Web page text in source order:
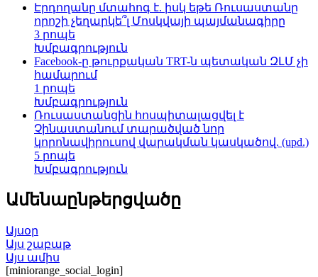
Էրդողանը մտահոգ է. իսկ եթե Ռուսաստանը
որոշի չեղարկե՞լ Մոսկվայի պայմանագիրը
3 րոպե
Խմբագրություն
Facebook-ը թուրքական TRT-ն պետական ԶԼՄ չի
համարում
1 րոպե
Խմբագրություն
Ռուսաստանցին հոսպիտալացվել է
Չինաստանում տարածված նոր
կորոնավիրուսով վարակման կասկածով. (upd.)
5 րոպե
Խմբագրություն
Ամենաընթերցվածը
Այսօր
Այս շաբաթ
Այս ամիս
[miniorange_social_login]